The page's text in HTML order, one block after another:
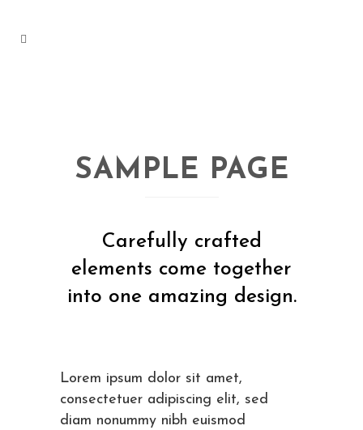
SAMPLE PAGE
Carefully crafted
elements come together
into one amazing design.
Lorem ipsum dolor sit amet,
consectetuer adipiscing elit, sed
diam nonummy nibh euismod